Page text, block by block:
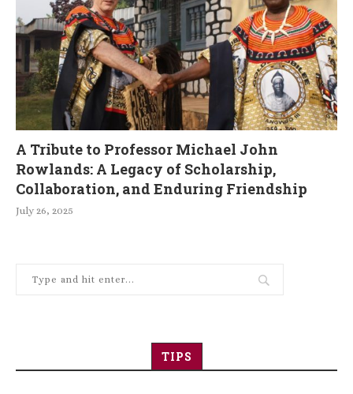
A Tribute to Professor Michael John
Rowlands: A Legacy of Scholarship,
Collaboration, and Enduring Friendship
July 26, 2025
TIPS